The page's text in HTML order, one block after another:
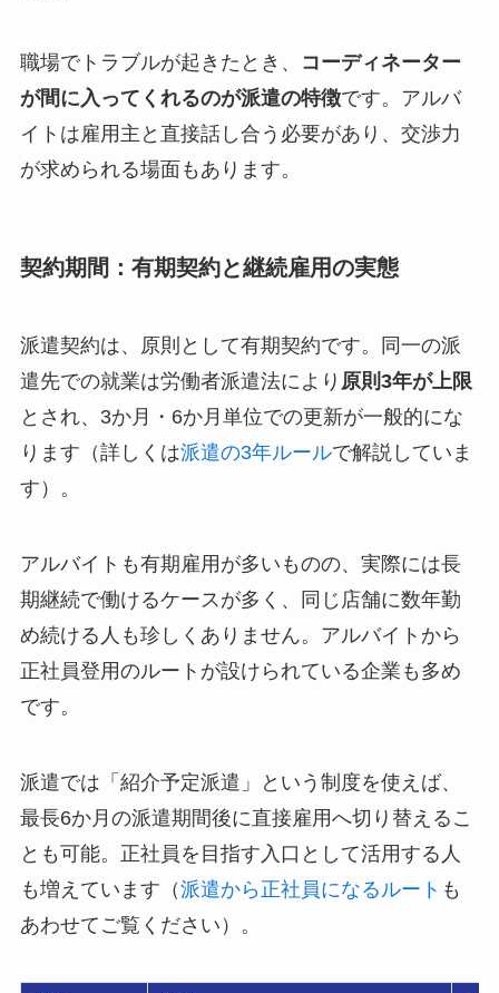
職場でトラブルが起きたとき、
コーディネーター
が間に入ってくれるのが派遣の特徴です。アルバ
イトは雇用主と直接話し合う必要があり、交渉力
が求められる場面もあります。
契約期間：有期契約と継続雇用の実態
派遣契約は、原則として有期契約です。同一の派
遣先での就業は労働者派遣法により 原則3年が上限
とされ、3か月・6か月単位での更新が一般的にな
ります（詳しくは派遣の3年ルールで解説していま
す）。
アルバイトも有期雇用が多いものの、実際には長
期継続で働けるケースが多く、同じ店舗に数年勤
め続ける人も珍しくありません。アルバイトから
正社員登用のルートが設けられている企業も多め
です。
派遣では「紹介予定派遣」という制度を使えば、
最長6か月の派遣期間後に直接雇用へ切り替えるこ
とも可能。正社員を目指す入口として活用する人
も増えています（派遣から正社員になるルート も
あわせてご覧ください）。